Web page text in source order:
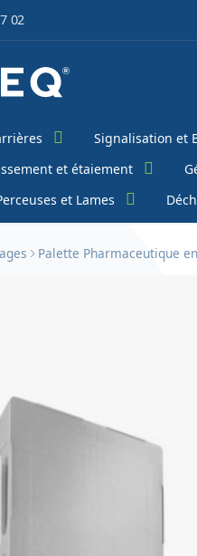
02
Signalisation et
et étaiement
et Lames
Palette Pharmaceutique